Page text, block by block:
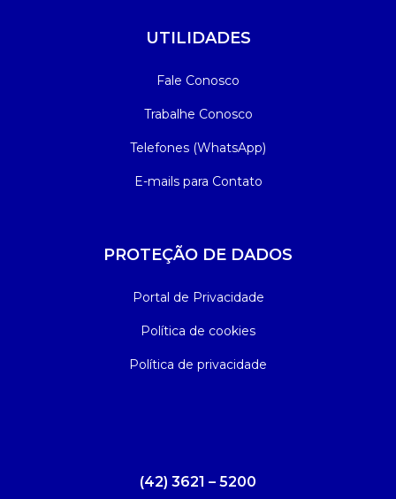
UTILIDADES
Fale Conosco
Trabalhe Conosco
Telefones (WhatsApp)
E-mails para Contato
PROTEÇÃO DE DADOS
Portal de Privacidade
Política de cookies
Política de privacidade
(42) 3621 – 5200